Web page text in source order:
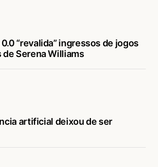
“revalida” ingressos de jogos
Serena Williams
artificial deixou de ser